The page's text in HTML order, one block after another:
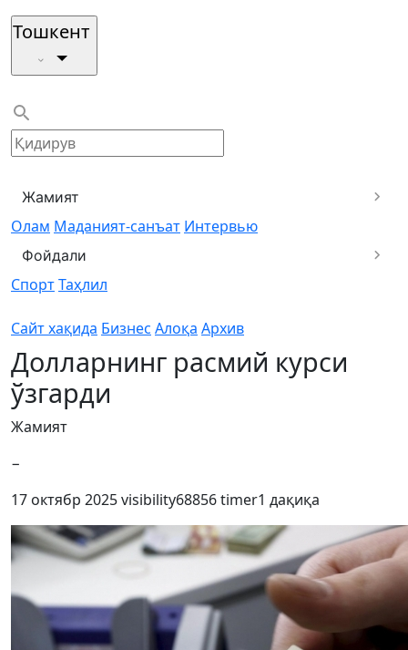
Тошкент
Жамият
Олам Маданият-санъат Интервью
Фойдали
СпортТаҳлил
Сайт хақида Бизнес Алоқа Архив
Долларнинг расмий курси
ўзгарди
Жамият
−
17 октябр 2025visibility68856timer1 дақиқа